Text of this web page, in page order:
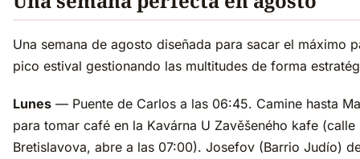
Una semana de agosto diseñada para sacar el máximo
pico estival gestionando las multitudes de forma
Lunes — Puente de Carlos a las 06:45. Camine hasta
para tomar café en la Kavárna U Zavěšeného kafe (calle
Bretislavova, abre a las 07:00). Josefov (Barrio Judío)